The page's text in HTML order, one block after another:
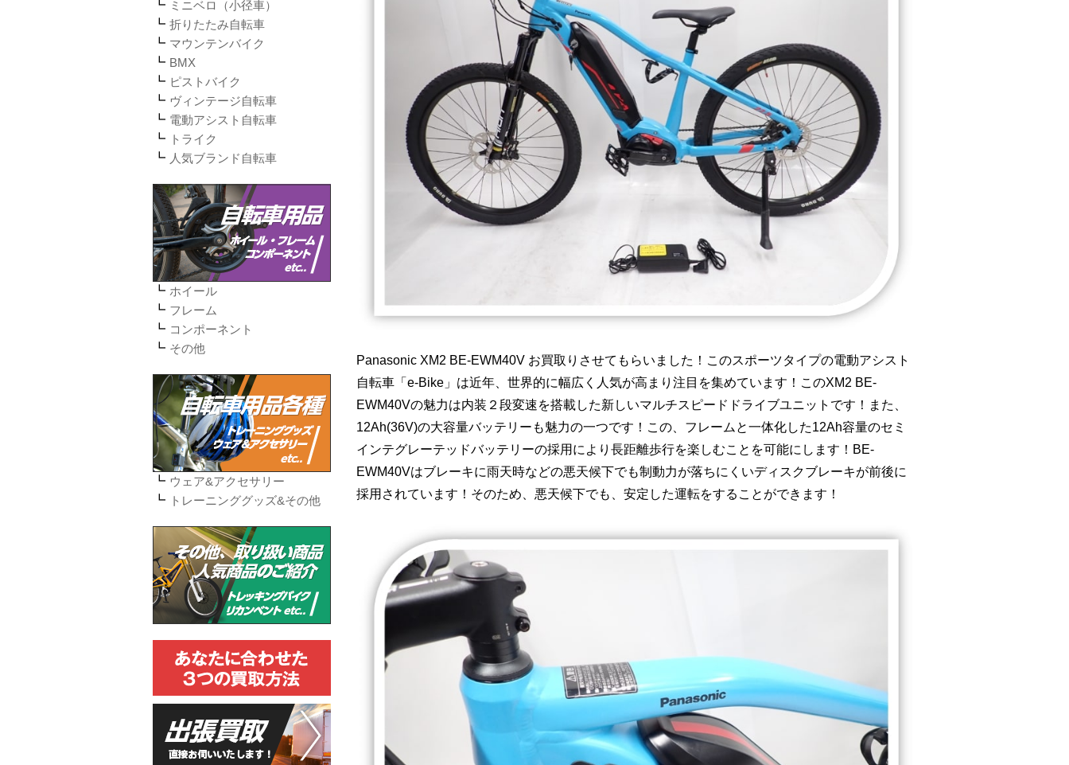
Panasonic XM2 BE-EWM40V お買取りさせてもらいました！このスポーツタイプの電動アシスト
自転車「e-Bike」は近年、世界的に幅広く人気が高まり注目を集めています！このXM2 BE-
EWM40Vの魅力は内装２段変速を搭載した新しいマルチスピードドライブユニットです！また、
12Ah(36V)の大容量バッテリーも魅力の一つです！この、フレームと一体化した12Ah容量のセミ
インテグレーテッドバッテリーの採用により長距離歩行を楽しむことを可能にします！BE-
EWM40Vはブレーキに雨天時などの悪天候下でも制動力が落ちにくいディスクブレーキが前後に
採用されています！そのため、悪天候下でも、安定した運転をすることができます！
ミニベロ（小径車）
折りたたみ自転車
マウンテンバイク
BMX
ピストバイク
ヴィンテージ自転車
電動アシスト自転車
トライク
人気ブランド自転車
ホイール
フレーム
コンポーネント
その他
ウェア&アクセサリー
トレーニンググッズ&その他